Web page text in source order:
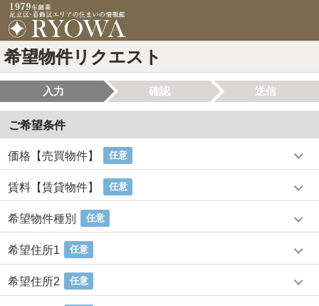
希望物件リクエスト
入力 確認 送信
ご希望条件
価格【売買物件】 任意
賃料【賃貸物件】 任意
希望物件種別 任意
希望住所1 任意
希望住所2 任意